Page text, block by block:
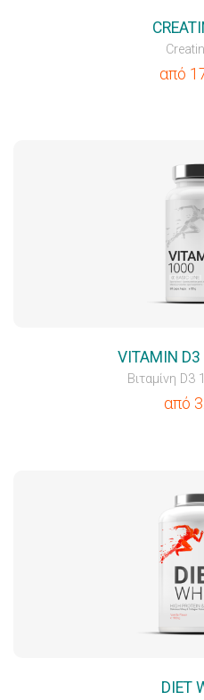
από
VITAMIN
Βιταμίνη D3
από
DIET